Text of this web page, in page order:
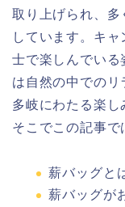
取り上げられ、多
しています。キ
士で楽しんでい
は自然の中でのリ
多岐にわたる楽し
そこでこの記事で
薪バッグと
薪バッグが